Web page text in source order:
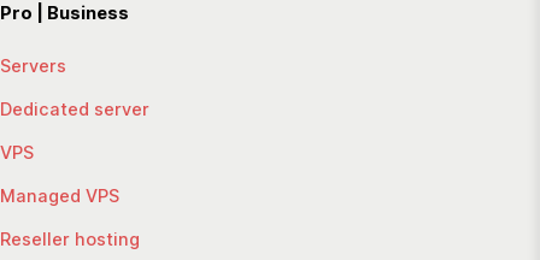
Pro | Business
Servers
Dedicated server
VPS
Managed VPS
Reseller hosting